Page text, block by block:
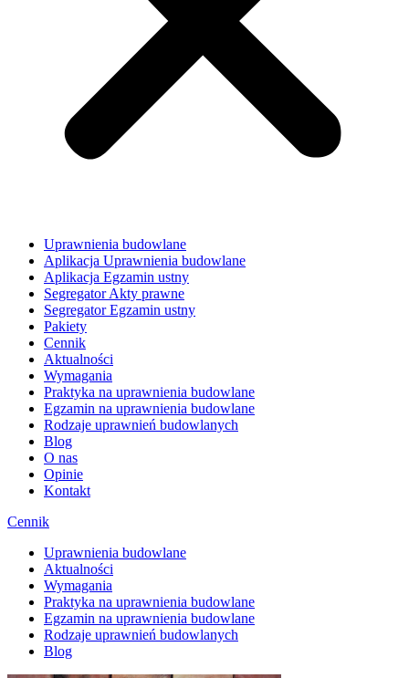
Uprawnienia budowlane
Aplikacja Uprawnienia budowlane
Aplikacja Egzamin ustny
Segregator Akty prawne
Segregator Egzamin ustny
Pakiety
Cennik
Aktualności
Wymagania
Praktyka na uprawnienia budowlane
Egzamin na uprawnienia budowlane
Rodzaje uprawnień budowlanych
Blog
O nas
Opinie
Kontakt
Cennik
Uprawnienia budowlane
Aktualności
Wymagania
Praktyka na uprawnienia budowlane
Egzamin na uprawnienia budowlane
Rodzaje uprawnień budowlanych
Blog